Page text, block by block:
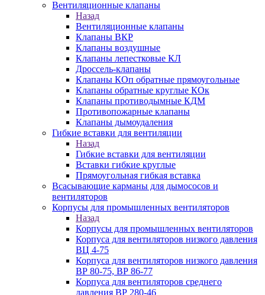
Вентиляционные клапаны
Назад
Вентиляционные клапаны
Клапаны ВКР
Клапаны воздушные
Клапаны лепестковые КЛ
Дроссель-клапаны
Клапаны КОп обратные прямоугольные
Клапаны обратные круглые КОк
Клапаны противодымные КДМ
Противопожарные клапаны
Клапаны дымоудаления
Гибкие вставки для вентиляции
Назад
Гибкие вставки для вентиляции
Вставки гибкие круглые
Прямоугольная гибкая вставка
Всасывающие карманы для дымососов и
вентиляторов
Корпусы для промышленных вентиляторов
Назад
Корпусы для промышленных вентиляторов
Корпуса для вентиляторов низкого давления
ВЦ 4-75
Корпуса для вентиляторов низкого давления
ВР 80-75, ВР 86-77
Корпуса для вентиляторов среднего
давления ВР 280-46